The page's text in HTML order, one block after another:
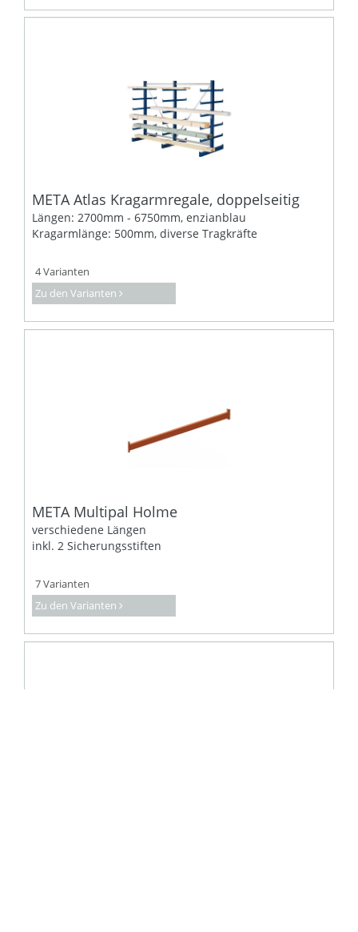
META Atlas Kragarmregale, doppelseitig
Längen: 2700mm - 6750mm, enzianblau
Kragarmlänge: 500mm, diverse Tragkräfte
4 Varianten
Zu den Varianten
META Multipal Holme
verschiedene Längen
inkl. 2 Sicherungsstiften
7 Varianten
Zu den Varianten